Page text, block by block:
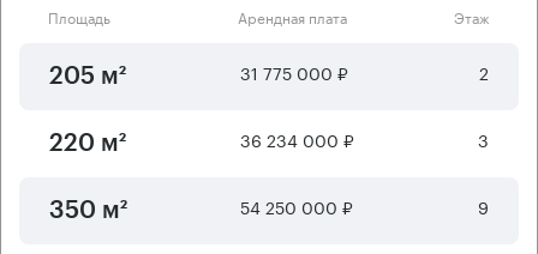
Площадь Арендная плата Этаж
205 м² 31 775 000 ₽ 2
220 м² 36 234 000 ₽ 3
350 м² 54 250 000 ₽ 9